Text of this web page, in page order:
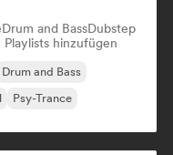
Drum and BassDubstep
hinzufügen
Drum and Bass
Psy-Trance